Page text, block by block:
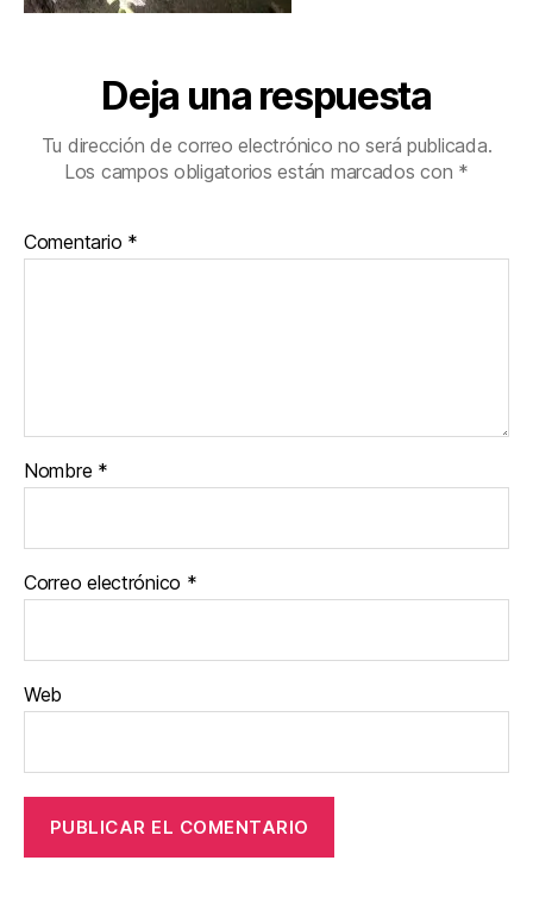
Deja una respuesta
Tu dirección de correo electrónico no será publicada.
Los campos obligatorios están marcados con *
Comentario *
Nombre *
Correo electrónico *
Web